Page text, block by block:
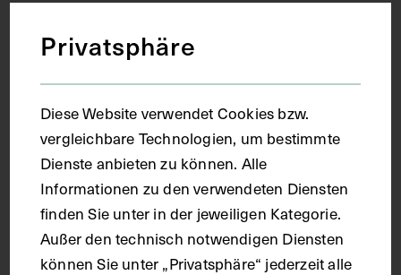
Privatsphäre
Diese Website verwendet Cookies bzw.
vergleichbare Technologien, um bestimmte
Dienste anbieten zu können. Alle
Informationen zu den verwendeten Diensten
finden Sie unter in der jeweiligen Kategorie.
Außer den technisch notwendigen Diensten
können Sie unter „Privatsphäre“ jederzeit alle